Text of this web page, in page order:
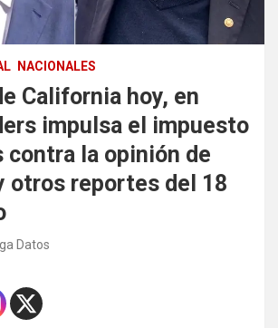
NACIONALES
California hoy, en
impulsa el impuesto
contra la opinión de
otros reportes del 18
Datos